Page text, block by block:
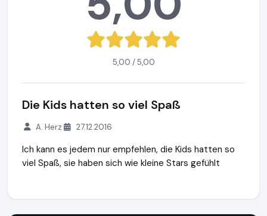
5,00 / 5,00
Die Kids hatten so viel Spaß
A. Herz 27.12.2016
Ich kann es jedem nur empfehlen, die Kids hatten so
viel Spaß, sie haben sich wie kleine Stars gefühlt